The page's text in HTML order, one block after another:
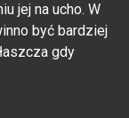
jej na ucho. W
być bardziej
gdy